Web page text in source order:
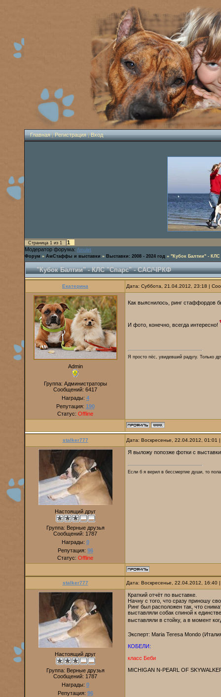
Главная|Регистрация|Вход
Страница 1 из 1
1
Модератор форума: Amulet
Форум » АмСтаффы и выставки » Выставки: 2008 - 2024 год » "Кубок Балтии" -
"Кубок Балтии" - КЛС "Спарс" - САС/ЧРКФ
Екатерина Дата: Суббота, 21.04.2012, 23:18 |
Admin
Группа: Администраторы
Сообщений: 6417
Награды: 4
Репутация: 190
Статус: Offline
Как выяснилось, ринг стаффордов
И фото, конечно, всегда интересно!
Я просто пёс, увидевший радугу. Только
stalker777 Дата: Воскресенье, 22.04.2012,
Настоящий друг
Группа: Верные друзья
Сообщений: 1787
Награды: 0
Репутация: 96
Статус: Offline
Я выложу попозже фотки с
Если б я верил в бессмертие души, то
stalker777 Дата: Воскресенье, 22.04.2012,
Настоящий друг
Группа: Верные друзья
Сообщений: 1787
Награды: 0
Репутация: 96
Краткий отчёт по выставке.
Начну с того, что сразу приношу
Ринг был расположен так, что
выставляли собак спиной к
выставляли в стойку, а в момент
Эксперт: Maria Teresa Mondo
КОБЕЛИ:
класс Беби
MICHIGAN N-PEARL OF